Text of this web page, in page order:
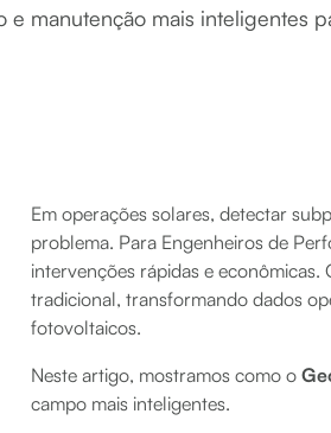
e manutenção mais inteligentes
Em operações solares, detectar
problema. Para Engenheiros de
intervenções rápidas e econômicas.
tradicional, transformando dados
fotovoltaicos.
Neste artigo, mostramos como o
campo mais inteligentes.